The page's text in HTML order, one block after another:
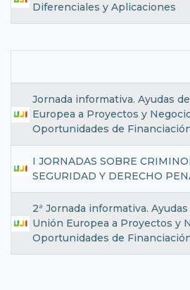
Diferenciales y Aplicaciones
Jornada informativa. Ayudas
Europea a Proyectos y
Oportunidades de
I JORNADAS SOBRE
SEGURIDAD Y DERECHO
2ª Jornada informativa. Ayudas
Unión Europea a Proyectos y
Oportunidades de